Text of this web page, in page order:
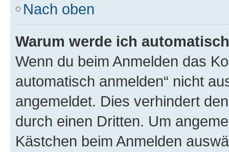
Nach oben
Warum werde ich
Wenn du beim Anmelden das
automatisch anmelden“ nicht
angemeldet. Dies verhindert
durch einen Dritten. Um
Kästchen beim Anmelden